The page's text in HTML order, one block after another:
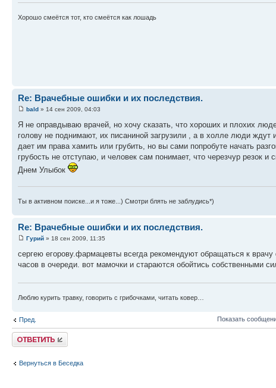
Хорошо смеётся тот, кто смеётся как лошадь
Re: Врачебные ошибки и их последствия.
bald » 14 сен 2009, 04:03
Я не оправдываю врачей, но хочу сказать, что хороших и плохих
голову не поднимают, их писаниной загрузили , а в холле люди ждут
дает им права хамить или грубить, но вы сами попробуте начать
грубость не отступаю, и человек сам понимает, что черезчур
Днем Улыбок
Ты в активном поиске...и я тоже...) Смотри блять не заблудись*)
Re: Врачебные ошибки и их последствия.
Гурий » 18 сен 2009, 11:35
сергею егорову.фармацевты всегда рекомендуют обращаться к
часов в очереди. вот мамочки и стараются обойтись собственными
Люблю курить травку, говорить с грибочками, читать ковер…
Пред. Показать
Ответить
Вернуться в Беседка